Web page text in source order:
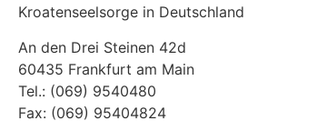
Kroatenseelsorge in Deutschland
An den Drei Steinen 42d
60435 Frankfurt am Main
Tel.: (069) 9540480
Fax: (069) 95404824